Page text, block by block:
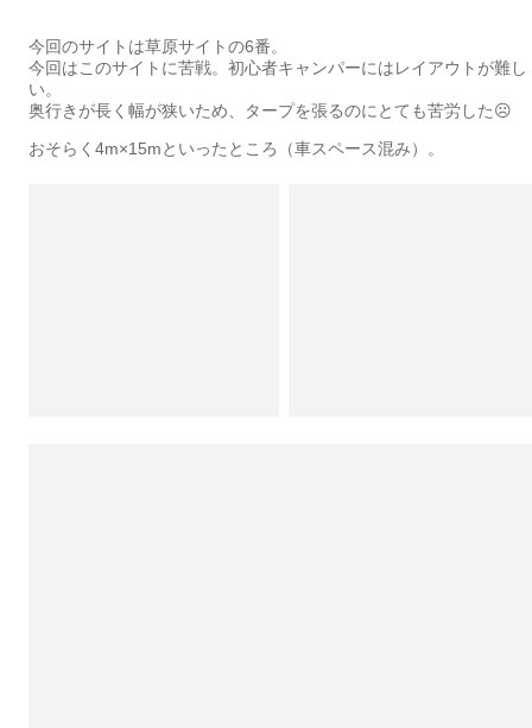
今回のサイトは草原サイトの6番。
今回はこのサイトに苦戦。初心者キャンパーにはレイアウトが難し
い。
奥行きが長く幅が狭いため、タープを張るのにとても苦労した☹️
おそらく4m×15mといったところ（車スペース混み）。